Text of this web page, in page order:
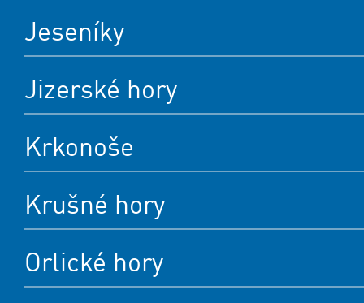
Jeseníky
Jizerské hory
Krkonoše
Krušné hory
Orlické hory